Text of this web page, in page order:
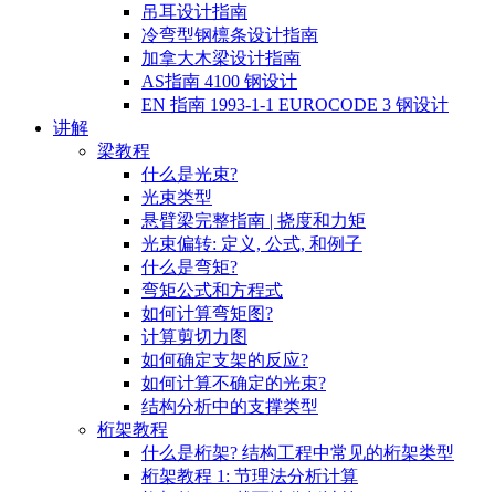
吊耳设计指南
冷弯型钢檩条设计指南
加拿大木梁设计指南
AS指南 4100 钢设计
EN 指南 1993-1-1 EUROCODE 3 钢设计
讲解
梁教程
什么是光束?
光束类型
悬臂梁完整指南 | 挠度和力矩
光束偏转: 定义, 公式, 和例子
什么是弯矩?
弯矩公式和方程式
如何计算弯矩图?
计算剪切力图
如何确定支架的反应?
如何计算不确定的光束?
结构分析中的支撑类型
桁架教程
什么是桁架? 结构工程中常见的桁架类型
桁架教程 1: 节理法分析计算